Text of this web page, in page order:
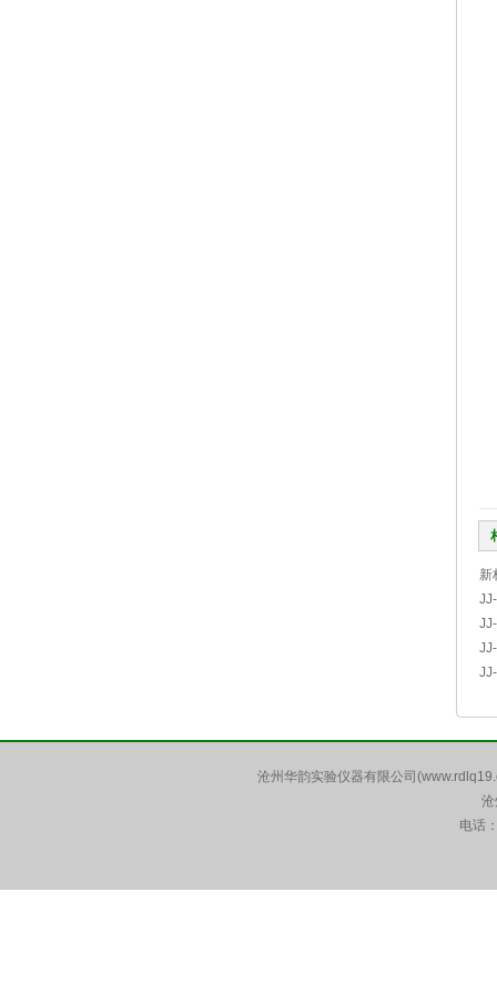
新
沧州华韵实验仪器有限公司
电话